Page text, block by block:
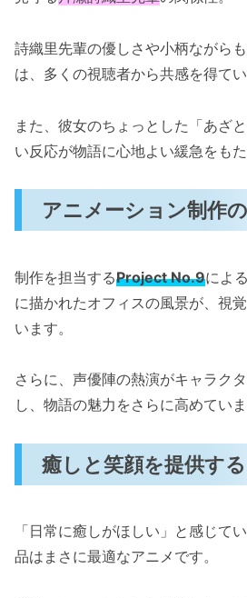
詩織里先輩の優しさや小柄ながら
は、多くの視聴者から共感を得てい
また、彼女のちょっとした「あざ
い反応が物語に心地よい緩急をもた
アニメーション制作
制作を担当するProject No.9によ
に描かれたオフィスの風景が、視
います。
さらに、声優陣の熱演がキャラク
し、物語の魅力をさらに高めていま
癒しと笑顔を提供す
「日常に癒しがほしい」と感じて
品はまさに最適なアニメです。